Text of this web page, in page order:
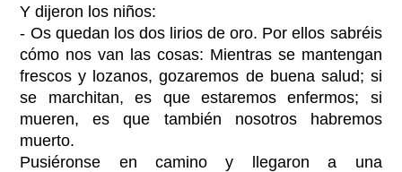
Y dijeron los niños:
- Os quedan los dos lirios de oro. Por ellos sabréis
cómo nos van las cosas: Mientras se mantengan
frescos y lozanos, gozaremos de buena salud; si
se marchitan, es que estaremos enfermos; si
mueren, es que también nosotros habremos
muerto.
Pusiéronse en camino y llegaron a una